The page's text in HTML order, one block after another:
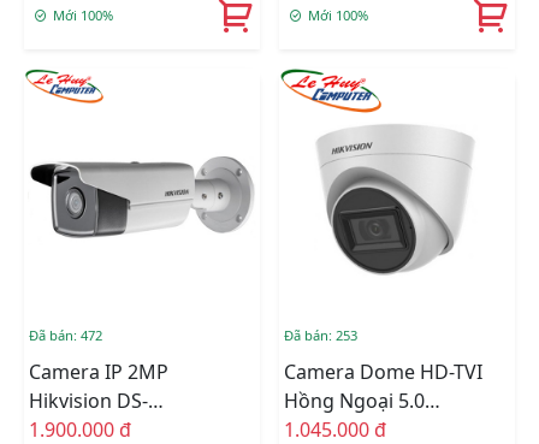
Mới 100% Mới 100%
Đã bán: 472
Camera IP 2MP
Hikvision DS-
2CD2T23G0-I8
1.900.000 đ
Đã bán: 253
Camera Dome HD-TVI
Hồng Ngoại 5.0
Megapixel HIKVISION
1.045.000 đ